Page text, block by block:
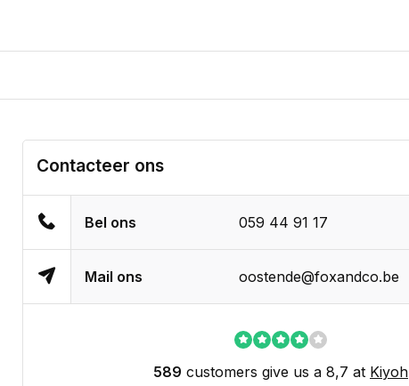
Contacteer ons
Bel ons 059 44 91 17
Mail ons oostende@foxandco.be
589 customers give us a 8,7 at Kiyoh